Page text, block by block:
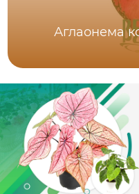
Аглаонема